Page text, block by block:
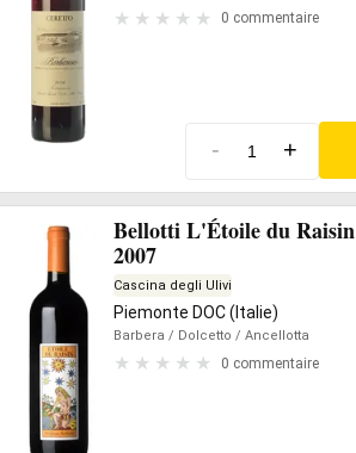
0 commentaire
- +
Bellotti L'Étoile du Raisin
2007
Cascina degli Ulivi
Piemonte DOC (Italie)
Barbera / Dolcetto / Ancellotta
0 commentaire